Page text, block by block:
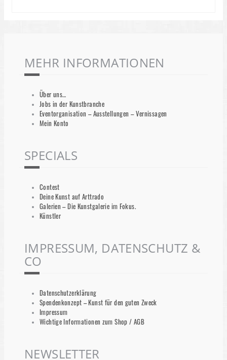
MEHR INFORMATIONEN
Über uns…
Jobs in der Kunstbranche
Eventorganisation – Ausstellungen – Vernissagen
Mein Konto
SPECIALS
Contest
Deine Kunst auf Arttrado
Galerien – Die Kunstgalerie im Fokus.
Künstler
IMPRESSUM, DATENSCHUTZ &
CO
Datenschutzerklärung
Spendenkonzept – Kunst für den guten Zweck
Impressum
Wichtige Informationen zum Shop / AGB
NEWSLETTER